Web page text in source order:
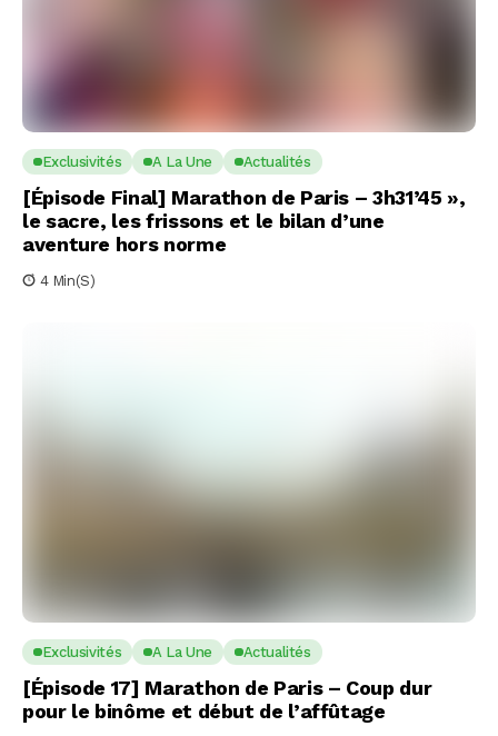
Exclusivités A La Une Actualités
[Épisode Final] Marathon de Paris – 3h31’45 »,
le sacre, les frissons et le bilan d’une
aventure hors norme
4 Min(s)
Exclusivités A La Une Actualités
[Épisode 17] Marathon de Paris – Coup dur
pour le binôme et début de l’affûtage